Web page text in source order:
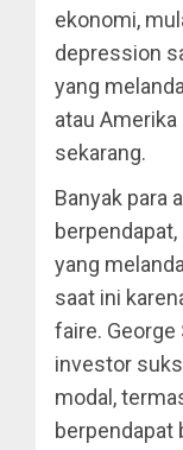
ekonomi,
depression
yang
atau Amerika
sekarang.
Banyak para
yang
saat ini
faire. George
investor
modal,
berpendapat